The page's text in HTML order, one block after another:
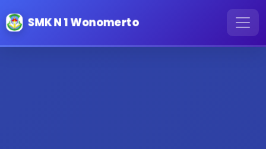
SMK N 1 Wonomerto